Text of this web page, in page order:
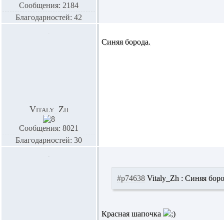
Сообщения: 2184
Благодарностей: 42
Vitaly_Zh
Сообщения: 8021
Благодарностей: 30
Синяя борода.
#p74638 Vitaly_Zh : Синяя
Красная шапочка